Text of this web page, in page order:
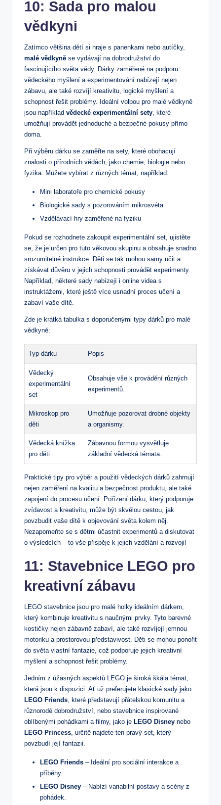
10: Sada pro malou
vědkyni
Zatímco většina dětí si hraje s panenkami nebo autíčky,
malé vědkyně se vydávají na dobrodružství do
fascinujícího světa vědy. Dárky zaměřené na podporu
vědeckého myšlení a experimentování nabízejí nejen
zábavu, ale také rozvíjí kreativitu, logické myšlení a
schopnost řešit problémy. Ideální volbou pro malé vědkyně
jsou například vědecké experimentální sety , které
umožňují provádět jednoduché a bezpečné pokusy přímo
doma.
Při výběru dárku se zaměřte na sety, které obohacují
znalosti o přírodních vědách, jako chemie, biologie nebo
fyzika. Můžete vybírat z různých témat, například:
Mini laboratoře pro chemické pokusy
Biologické sady s pozorováním mikrosvéta
Vzdělávací hry zaměřené na fyziku
Pokud se rozhodnete zakoupit experimentální set, ujistěte
se, že je určen pro tuto věkovou skupinu a obsahuje snadno
srozumitelné instrukce. Děti se tak mohou samy učit a
získávat důvěru v jejich schopnosti provádět experimenty.
Například, některé sady nabízejí i online videa s
instruktážemi, které ještě více usnadní proces učení a
zabaví vaše dítě.
Zde je krátká tabulka s doporučenými typy dárků pro malé
vědkyně:
Typ dárku Popis
Vědecký
experimentální
set
Obsahuje vše k provádění různých
experimentů.
Mikroskop pro
děti
Umožňuje pozorovat drobné objekty
a organismy.
Vědecká knížka
pro děti
Zábavnou formou vysvětluje
základní vědecká témata.
Praktické tipy pro výběr a použití vědeckých dárků zahrnují
nejen zaměření na kvalitu a bezpečnost produktu, ale také
zapojení do procesu učení. Pořízení dárku, který podporuje
zvídavost a kreativitu, může být skvělou cestou, jak
povzbudit vaše dítě k objevování světa kolem něj.
Nezapomeňte se s dětmi účastnit experimentů a diskutovat
o výsledcích – to vše přispěje k jejich vzdělání a rozvoji!
11: Stavebnice LEGO pro
kreativní zábavu
LEGO stavebnice jsou pro malé holky ideálním dárkem,
který kombinuje kreativitu s naučnými prvky. Tyto barevné
kostičky nejen zábavně zabaví, ale také rozvíjejí jemnou
motoriku a prostorovou představivost. Děti se mohou ponořit
do světa vlastní fantazie, což podporuje jejich kreativní
myšlení a schopnost řešit problémy.
Jedním z úžasných aspektů LEGO je široká škála témat,
která jsou k dispozici. Ať už preferujete klasické sady jako
LEGO Friends , které představují přátelskou komunitu a
různorodé dobrodružství, nebo stavebnice inspirované
oblíbenými pohádkami a filmy, jako je LEGO Disney nebo
LEGO Princess , určitě najdete ten pravý set, který
povzbudí její fantazii.
LEGO Friends – Ideální pro sociální interakce a
příběhy.
LEGO Disney – Nabízí variabilní postavy a scény z
pohádek.